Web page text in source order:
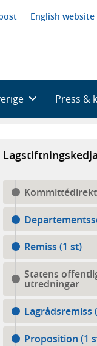
English website
Press &
Remiss (1 st)
Statens
utredningar
Lagrådsremiss
Proposition (1